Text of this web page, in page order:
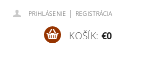
PRIHLÁSENIE | REGISTRÁCIA
KOŠÍK: €0